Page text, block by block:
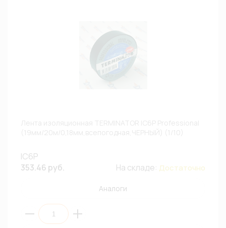
IC6P
353.46 руб.
На складе: Достаточно
Аналоги